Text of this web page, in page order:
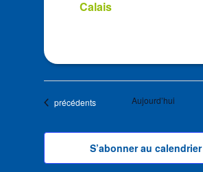
Calais
Évènements
précédents Aujourd’hui
S’abonner au calendrier